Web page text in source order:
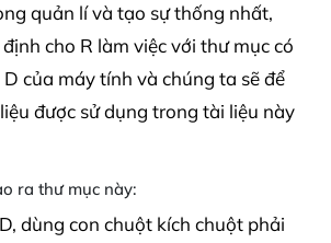
quản lí và tạo sự thống nhất,
cho R làm việc với thư mục có
D của máy tính và chúng ta sẽ để
được sử dụng trong tài liệu này
ra thư mục này:
dùng con chuột kích chuột phải